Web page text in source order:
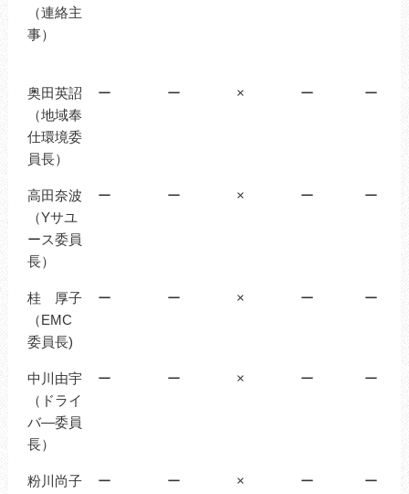
（連絡主
事）
奥田英詔
（地域奉
仕環境委
員長）
ー ー × ー ー
高田奈波
（Yサユ
ース委員
長）
ー ー × ー ー
桂 厚子
（EMC
委員長)
ー ー × ー ー
中川由宇
（ドライ
バ―委員
長）
ー ー × ー ー
粉川尚子
ー ー × ー ー